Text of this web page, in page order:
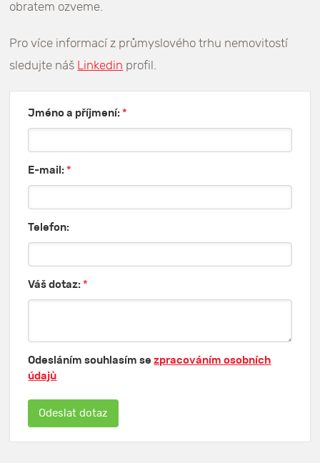
obratem ozveme.
Pro více informací z průmyslového trhu nemovitostí
sledujte náš
Linkedin profil.
Jméno a příjmení:*
E-mail:*
Telefon:
Váš dotaz:*
Odesláním souhlasím sezpracováním osobních
údajů